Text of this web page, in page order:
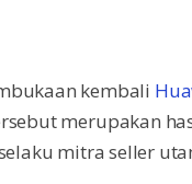
kembali
merupakan
mitra seller